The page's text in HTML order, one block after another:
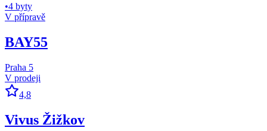
•4 byty
V přípravě
BAY55
Praha 5
V prodeji
4,8
Vivus Žižkov